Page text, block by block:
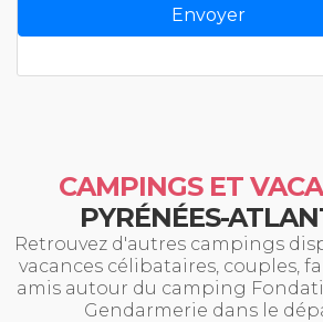
CAMPINGS ET
PYRÉNÉES-
Retrouvez d'autres campings
vacances célibataires, couples,
amis autour du camping
Gendarmerie dans le